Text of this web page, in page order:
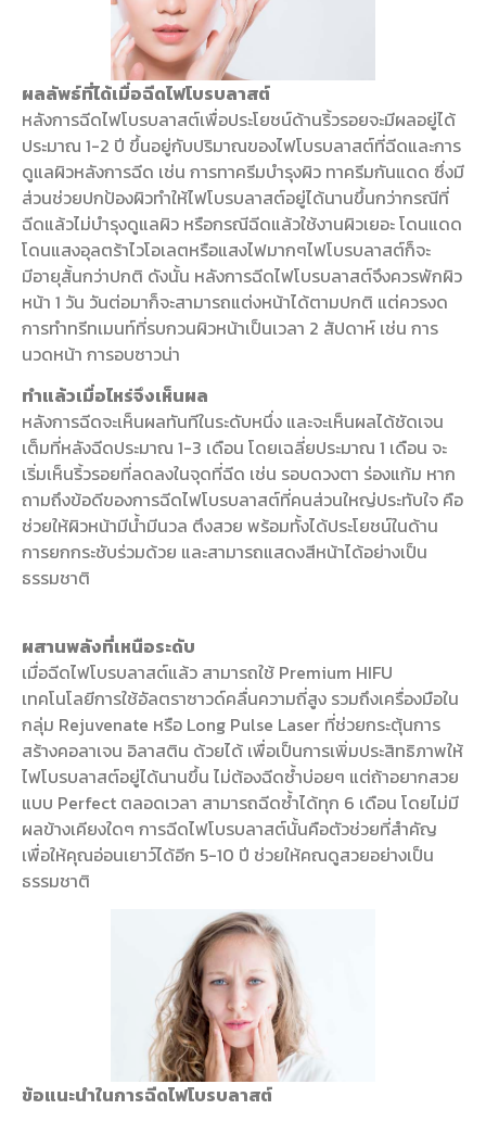
ผลลัพธ์ที่ได้เมื่อฉีดไฟโบรบลาสต์
หลังการฉีดไฟโบรบลาสต์เพื่อประโยชน์ด้านริ้วรอยจะมีผลอยู่ได้
ประมาณ 1-2 ปี ขึ้นอยู่กับปริมาณของไฟโบรบลาสต์ที่ฉีดและการ
ดูแลผิวหลังการฉีด เช่น การทาครีมบำรุงผิว ทาครีมกันแดด ซึ่งมี
ส่วนช่วยปกป้องผิวทำให้ไฟโบรบลาสต์อยู่ได้นานขึ้นกว่ากรณีที่
ฉีดแล้วไม่บำรุงดูแลผิว หรือกรณีฉีดแล้วใช้งานผิวเยอะ โดนแดด
โดนแสงอุลตร้าไวโอเลตหรือแสงไฟมากๆไฟโบรบลาสต์ก็จะ
มีอายุสั้นกว่าปกติ ดังนั้น หลังการฉีดไฟโบรบลาสต์จึงควรพักผิว
หน้า 1 วัน วันต่อมาก็จะสามารถแต่งหน้าได้ตามปกติ แต่ควรงด
การทำทรีทเมนท์ที่รบกวนผิวหน้าเป็นเวลา 2 สัปดาห์ เช่น การ
นวดหน้า การอบซาวน่า
ทำแล้วเมื่อไหร่จึงเห็นผล
หลังการฉีดจะเห็นผลทันทีในระดับหนึ่ง และจะเห็นผลได้ชัดเจน
เต็มที่หลังฉีดประมาณ 1-3 เดือน โดยเฉลี่ยประมาณ 1 เดือน จะ
เริ่มเห็นริ้วรอยที่ลดลงในจุดที่ฉีด เช่น รอบดวงตา ร่องแก้ม หาก
ถามถึงข้อดีของการฉีดไฟโบรบลาสต์ที่คนส่วนใหญ่ประทับใจ คือ
ช่วยให้ผิวหน้ามีน้ำมีนวล ตึงสวย พร้อมทั้งได้ประโยชน์ในด้าน
การยกกระชับร่วมด้วย และสามารถแสดงสีหน้าได้อย่างเป็น
ธรรมชาติ
ผสานพลังที่เหนือระดับ
เมื่อฉีดไฟโบรบลาสต์แล้ว สามารถใช้ Premium HIFU
เทคโนโลยีการใช้อัลตราซาวด์คลื่นความถี่สูง รวมถึงเครื่องมือใน
กลุ่ม Rejuvenate หรือ Long Pulse Laser ที่ช่วยกระตุ้นการ
สร้างคอลาเจน อิลาสติน ด้วยได้ เพื่อเป็นการเพิ่มประสิทธิภาพให้
ไฟโบรบลาสต์อยู่ได้นานขึ้น ไม่ต้องฉีดซ้ำบ่อยๆ แต่ถ้าอยากสวย
แบบ Perfect ตลอดเวลา สามารถฉีดซ้ำได้ทุก 6 เดือน โดยไม่มี
ผลข้างเคียงใดๆ การฉีดไฟโบรบลาสต์นั้นคือตัวช่วยที่สำคัญ
เพื่อให้คุณอ่อนเยาว์ได้อีก 5-10 ปี ช่วยให้คณดูสวยอย่างเป็น
ธรรมชาติ
ข้อแนะนำในการฉีดไฟโบรบลาสต์